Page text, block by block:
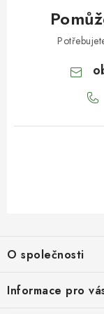
p
a
O společnosti
O nás
Informace pro